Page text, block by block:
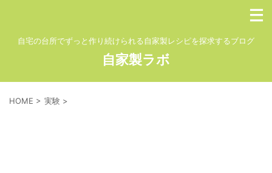
自宅の台所でずっと作り続けられる自家製レシピを探求するブログ
自家製ラボ
HOME > 実験 >